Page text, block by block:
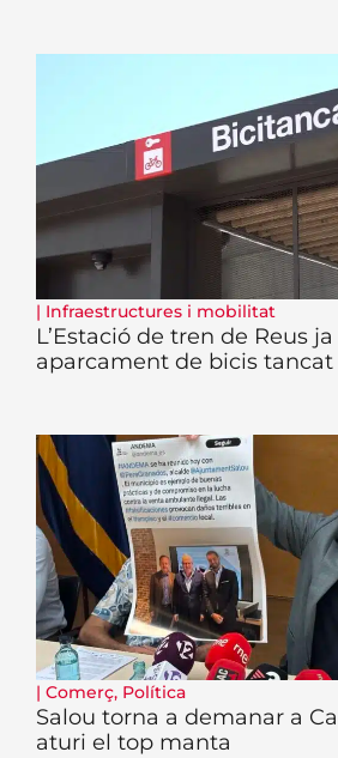
| Infraestructures i mobilitat
L’Estació de tren de Reus
aparcament de bicis tancat
| Comerç, Política
Salou torna a demanar a
aturi el top manta